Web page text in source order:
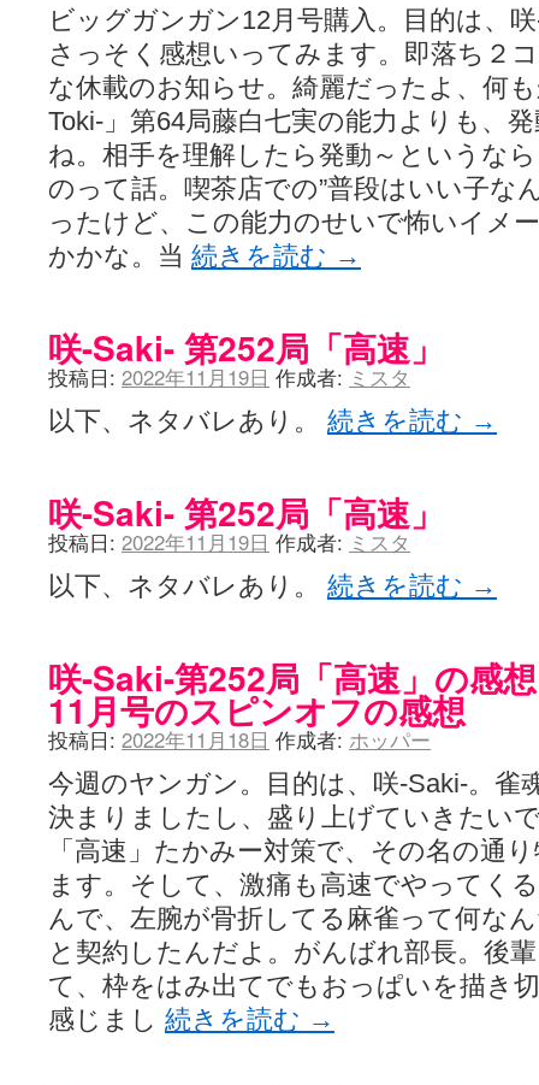
咲-Saki-.長野編をにょろんと見てみるブログ - 咲-Saki- / 第143局[応変
まったり咲SS他ブログ - 咲-Saki- / 照と洋榎のANN第9回 (09:00)
咲-Saki-カツゲン備忘録 / 咲-Saki-154局 【奮起】 マジかー！ (13:30)
百合っぽいぶろぐ - 咲-Saki- / シノハユ the down of age 5巻 (06:32)
あかどる日和 - 咲-saki- / 【今回は考察ではなく】原村和-のどっち-の
妥当麻雀界ブログ / コミックマーケット８９に参加します
(11:00)
咲-saki-速報 / 一時休止のお知らせ (08:26)
ふわふわな記憶 / 1 (16:20)
咲っ考 / 何故咲は大将で、照は先鋒なのか？ (15:20)
Danas je lep dan. / [咲-Saki-]もしインターハイのルールが鷲巣麻雀だ
ぴゅーく☆すてっぷ - 咲-Saki- / ブログ終了のお知らせ
What You Mean ? - 咲-Saki- / 第2回清澄エリア聖地巡礼ツアーレポート
乱れ雪月花 - 咲-Saki- / ブログ終了のお知らせ：今までありがとうござ
YUKARI / 【宥菫】 ＳＳ更新とお知らせ 【松実宥誕記念ＳＳ】
アルカ茄子 / 戒能物怪録 キングとはいったい誰なのか？
SSSSS(-saki-しゃーぷしゅーとしょーとすとーりー) - 咲-saki- / 豊
チャウチャウちゃうんちゃうん - 咲-Saki- / 吉野の千本桜を見に行き
気分次第。 - 咲-Saki- / シノハユ 第3巻 感想 (07:42)
あこしず日和！ - 咲-Saki- / 咲-Saki-阿知賀編Blu-rayBOX 購入
のよーなのよー - 咲-Saki- / 咲十夜 第四夜 (11:00)
りりーがーる（仮） / 虎姫 カラオケ編っぽい小ネタ
(10:29)
洋榎-youka- / お知らせ (11:19)
おっきするー咲ブログ / side-A VS side-B 野球対決 (10:30)
フリテンリーチで流して / 姫松高校についてのいくらかの考察
オレのぞん / 咲さんのお誕生日です （ギリギリ）
飛鳥の巣 - 咲-Saki- / 咲キャラがギタリストだったら...【風越編】
遊び半分 / もうすぐ８月も終わり (16:03)
咲-Saki-ほんだし / 咲-Saki- 第128局 「涼風」 感想 (11:54)
咲-Saki-麻雀録 / 台風に強そうな咲キャラ (05:45)
君の友達。 / マイ・フェア・レディ (12:49)
ぽっこぬ / 咲絵ログ2 (15:21)
妄言郷 / 咲-Saki- 第129局「契機」感想 (16:01)
咲-Saki-のてきとう考察 - 咲-Saki- / 記事紹介：書け麻に参加でさっ
嶺上かいほー - 咲-saki- / (7/1日分)dreamscapeが更新していました
アニメを見ながらダラダラと就活をする - 咲-saki- / はるたんイェイ
白い物置 / 咲-Saki- Best Album ～Anthology～を買いました
ビッグガンガン12月号購入。目的は、
さっそく感想いってみます。即落ち２
な休載のお知らせ。綺麗だったよ、何
Toki-」第64局藤白七実の能力よりも、
ね。相手を理解したら発動～というな
のって話。喫茶店での”普段はいい子な
ったけど、この能力のせいで怖いイメ
かかな。当 続きを読む →
咲-Saki- 第252局「高速」
投稿日: 2022年11月19日 作成者: ミスタ
以下、ネタバレあり。 続きを読む →
咲-Saki- 第252局「高速」
投稿日: 2022年11月19日 作成者: ミスタ
以下、ネタバレあり。 続きを読む →
咲-Saki-第252局「高速」の感
11月号のスピンオフの感想
投稿日: 2022年11月18日 作成者: ホッパー
今週のヤンガン。目的は、咲-Saki-。雀
決まりましたし、盛り上げていきたい
「高速」たかみー対策で、その名の通
ます。そして、激痛も高速でやってく
んで、左腕が骨折してる麻雀って何な
と契約したんだよ。がんばれ部長。後
て、枠をはみ出てでもおっぱいを描き
感じまし 続きを読む →